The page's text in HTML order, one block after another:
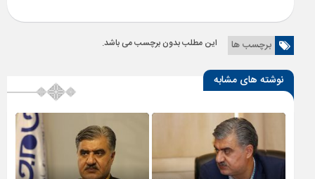
برچسب ها این مطلب بدون برچسب می باشد.
نوشته های مشابه